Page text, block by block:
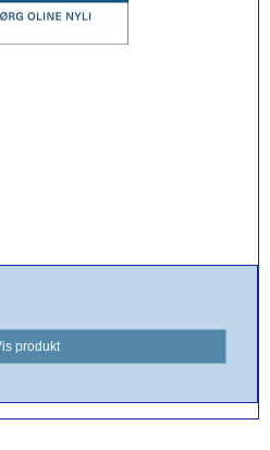
produkt